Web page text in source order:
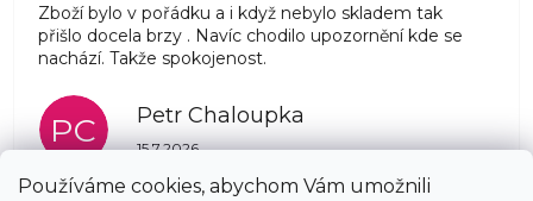
Používáme cookies, abychom Vám umožnili
Zboží bylo v pořádku a i když nebylo skladem tak
přišlo docela brzy . Navíc chodilo upozornění kde se
nachází. Takže spokojenost.
PC Petr Chaloupka
Hodnocení obchodu je 5 z 5 hvězdiček.
15.7.2026